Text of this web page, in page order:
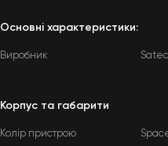
Основні характеристики:
Виробник
Корпус та габарити
Колір пристрою